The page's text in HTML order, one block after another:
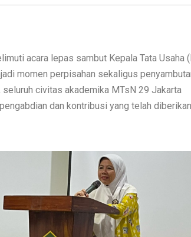
acara lepas sambut Kepala Tata Usaha
momen perpisahan sekaligus
civitas akademika MTsN 29 Jakarta
dan kontribusi yang telah diberikan